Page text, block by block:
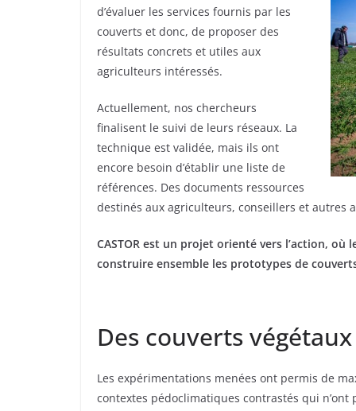
d’évaluer les services fournis par les
couverts et donc, de proposer des
résultats concrets et utiles aux
agriculteurs intéressés.
Actuellement, nos chercheurs
finalisent le suivi de leurs réseaux. La
technique est validée, mais ils ont
encore besoin d’établir une liste de
références. Des documents ressources
destinés aux agriculteurs, conseillers et autres
CASTOR est un projet orienté vers l’action,
construire ensemble les prototypes de
Des couverts
Les expérimentations menées ont permis de
contextes pédoclimatiques contrastés qui